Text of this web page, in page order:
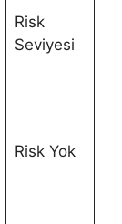
Risk
Seviyesi
Risk Yok